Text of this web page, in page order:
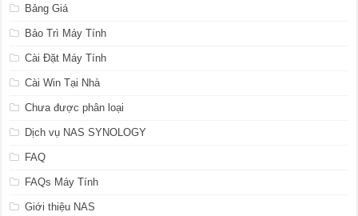
Bảng Giá
Bảo Trì Máy Tính
Cài Đặt Máy Tính
Cài Win Tại Nhà
Chưa được phân loại
Dịch vụ NAS SYNOLOGY
FAQ
FAQs Máy Tính
Giới thiệu NAS